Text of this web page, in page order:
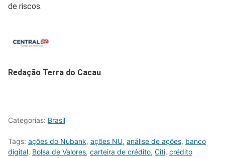
de riscos.
Redação Terra do Cacau
Categorias: Brasil
Tags: ações do Nubank, ações NU, análise de ações, banco
digital, Bolsa de Valores, carteira de crédito, Citi, crédito